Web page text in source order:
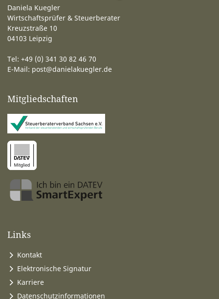
Daniela Kuegler
Wirtschaftsprüfer & Steuerberater
Kreuzstraße 10
04103 Leipzig
Tel: +49 (0) 341 30 82 46 70
E-Mail: post@danielakuegler.de
Mitgliedschaften
Links
Kontakt
Elektronische Signatur
Karriere
Datenschutzinformationen